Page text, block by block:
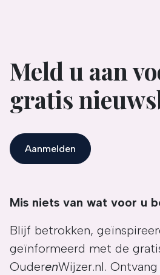
Meld u aan
gratis
Aanmelden
Mis niets van wat voor u
Blijf betrokken,
geïnformeerd met de
OuderenWijzer.nl.